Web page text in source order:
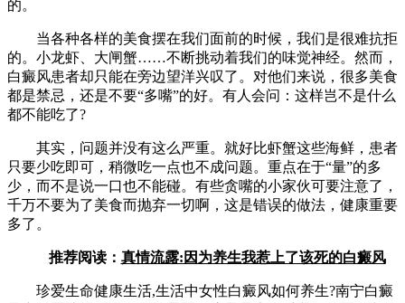
的。
当各种各样的美食摆在我们面前的时候，我们是很难抗拒
的。小龙虾、大闸蟹……不断挑动着我们的味觉神经。然而，
白癜风患者却只能在旁边望洋兴叹了。对他们来说，很多美食
都是禁忌，还是不要“多嘴”的好。有人会问：这样岂不是什么
都不能吃了?
其实，问题并没有这么严重。就好比虾蟹这些海鲜，患者
只要少吃即可，稍微吃一点也不成问题。重点在于“量”的多
少，而不是说一口也不能碰。有些贪嘴的小家伙可要注意了，
千万不要为了美食而抛弃一切啊，这是错误的做法，健康重要
多了。
推荐阅读： 真情流露:因为养生我惹上了该死的白癜风
珍爱生命健康生活,生活中女性白癜风如何养生?南宁白癜